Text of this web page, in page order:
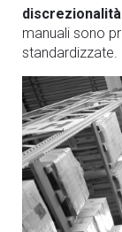
manuali sono
standardizzate.